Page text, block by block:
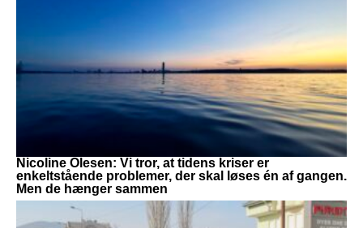
Nicoline Olesen: Vi tror, at tidens kriser er
enkeltstående problemer, der skal løses én af gangen.
Men de hænger sammen